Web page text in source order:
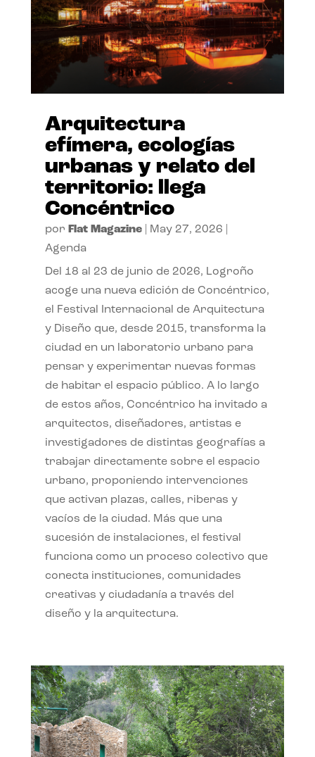
Arquitectura
efímera, ecologías
urbanas y relato del
territorio: llega
Concéntrico
por Flat Magazine| May 27, 2026
Agenda
Del 18 al 23 de junio de 2026, Logroño
acoge una nueva edición de Concéntrico,
el Festival Internacional de Arquitectura
y Diseño que, desde 2015, transforma la
ciudad en un laboratorio urbano para
pensar y experimentar nuevas formas
de habitar el espacio público. A lo largo
de estos años, Concéntrico ha invitado a
arquitectos, diseñadores, artistas e
investigadores de distintas geografías a
trabajar directamente sobre el espacio
urbano, proponiendo intervenciones
que activan plazas, calles, riberas y
vacíos de la ciudad. Más que una
sucesión de instalaciones, el festival
funciona como un proceso colectivo que
conecta instituciones, comunidades
creativas y ciudadanía a través del
diseño y la arquitectura.